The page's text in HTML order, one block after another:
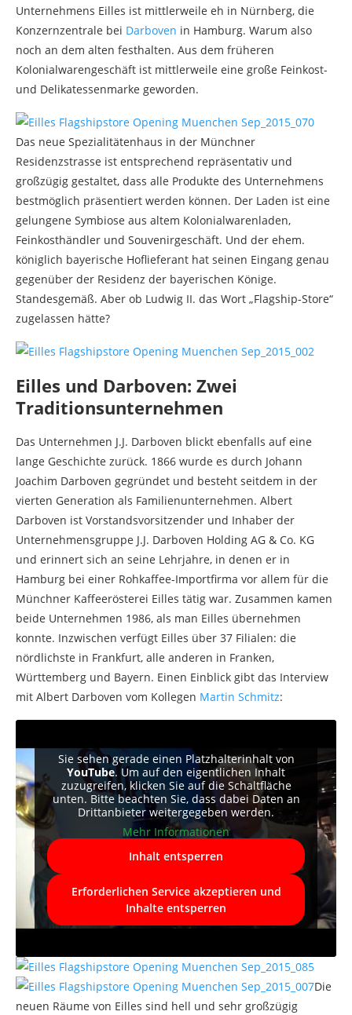
Unternehmens Eilles ist mittlerweile eh in Nürnberg, die
Konzernzentrale bei Darboven in Hamburg. Warum also
noch an dem alten festhalten. Aus dem früheren
Kolonialwarengeschäft ist mittlerweile eine große Feinkost-
und Delikatessenmarke geworden.
Das neue Spezialitätenhaus in der Münchner
Residenzstrasse ist entsprechend repräsentativ und
großzügig gestaltet, dass alle Produkte des Unternehmens
bestmöglich präsentiert werden können. Der Laden ist eine
gelungene Symbiose aus altem Kolonialwarenladen,
Feinkosthändler und Souvenirgeschäft. Und der ehem.
königlich bayerische Hoflieferant hat seinen Eingang genau
gegenüber der Residenz der bayerischen Könige.
Standesgemäß. Aber ob Ludwig II. das Wort „Flagship-Store“
zugelassen hätte?
Eilles und Darboven: Zwei
Traditionsunternehmen
Das Unternehmen J.J. Darboven blickt ebenfalls auf eine
lange Geschichte zurück. 1866 wurde es durch Johann
Joachim Darboven gegründet und besteht seitdem in der
vierten Generation als Familienunternehmen. Albert
Darboven ist Vorstandsvorsitzender und Inhaber der
Unternehmensgruppe J.J. Darboven Holding AG & Co. KG
und erinnert sich an seine Lehrjahre, in denen er in
Hamburg bei einer Rohkaffee-Importfirma vor allem für die
Münchner Kaffeerösterei Eilles tätig war. Zusammen kamen
beide Unternehmen 1986, als man Eilles übernehmen
konnte. Inzwischen verfügt Eilles über 37 Filialen: die
nördlichste in Frankfurt, alle anderen in Franken,
Württemberg und Bayern. Einen Einblick gibt das Interview
mit Albert Darboven vom Kollegen Martin Schmitz:
Sie sehen gerade einen Platzhalterinhalt von
YouTube. Um auf den eigentlichen Inhalt
zuzugreifen, klicken Sie auf die Schaltfläche
unten. Bitte beachten Sie, dass dabei Daten an
Drittanbieter weitergegeben werden.
Mehr Informationen
Inhalt entsperren
Erforderlichen Service akzeptieren und
Inhalte entsperren
Die
neuen Räume von Eilles sind hell und sehr großzügig